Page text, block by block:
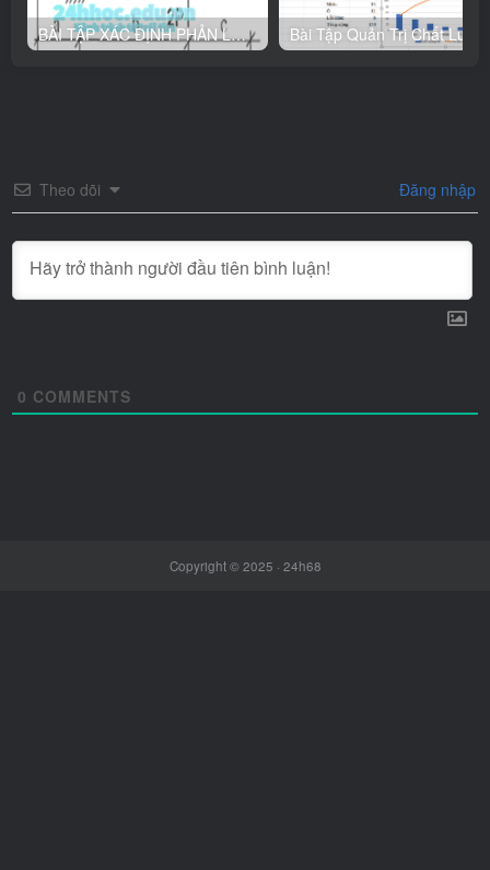
BÀI TẬP XÁC ĐỊNH PHẢN LỰC LIÊN KẾT
Theo dõi Đăng nhập
0 COMMENTS
Copyright © 2025 · 24h68